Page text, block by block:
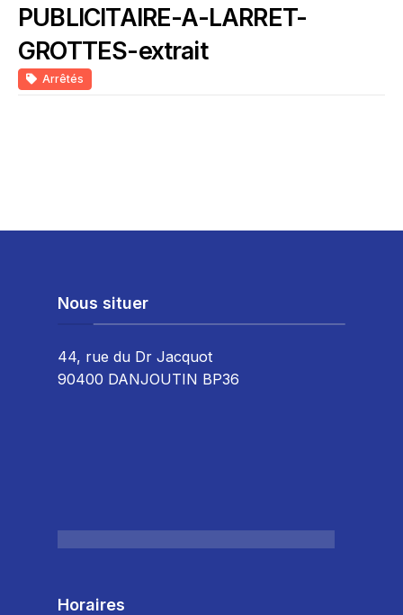
PUBLICITAIRE-A-LARRET-
GROTTES-extrait
Arrêtés
Nous situer
44, rue du Dr Jacquot
90400 DANJOUTIN BP36
Horaires